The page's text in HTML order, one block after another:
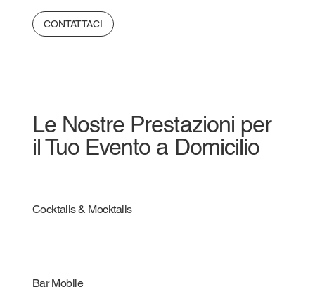
CONTATTACI
Le Nostre Prestazioni per
il Tuo Evento a Domicilio
Cocktails & Mocktails
Bar Mobile